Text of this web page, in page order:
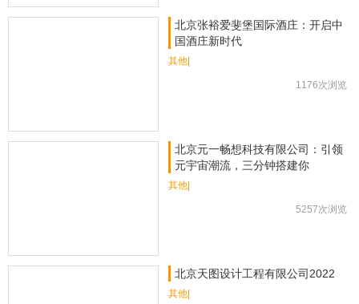
北京张裕爱斐堡国际酒庄：开启中
国酒庄新时代
其他|
1176次浏览
北京元一畅想科技有限公司：引领
元宇宙潮流，三分钟搭建你
其他|
5257次浏览
北京天图设计工程有限公司2022
其他|